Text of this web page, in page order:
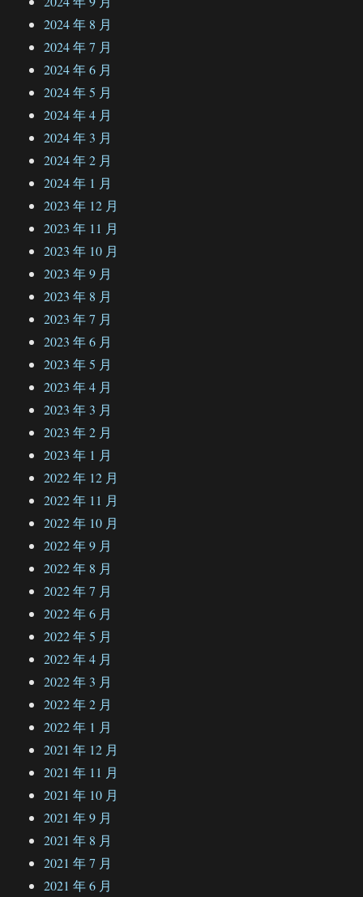
2024 年 8 月
2024 年 7 月
2024 年 6 月
2024 年 5 月
2024 年 4 月
2024 年 3 月
2024 年 2 月
2024 年 1 月
2023 年 12 月
2023 年 11 月
2023 年 10 月
2023 年 9 月
2023 年 8 月
2023 年 7 月
2023 年 6 月
2023 年 5 月
2023 年 4 月
2023 年 3 月
2023 年 2 月
2023 年 1 月
2022 年 12 月
2022 年 11 月
2022 年 10 月
2022 年 9 月
2022 年 8 月
2022 年 7 月
2022 年 6 月
2022 年 5 月
2022 年 4 月
2022 年 3 月
2022 年 2 月
2022 年 1 月
2021 年 12 月
2021 年 11 月
2021 年 10 月
2021 年 9 月
2021 年 8 月
2021 年 7 月
2021 年 6 月